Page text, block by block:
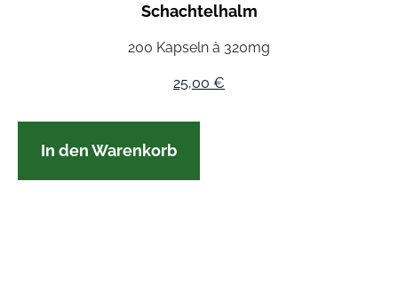
Schachtelhalm
200 Kapseln à 320mg
25,00 €
In den Warenkorb